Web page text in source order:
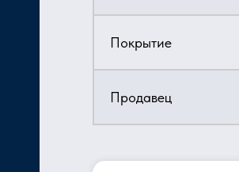
Покрытие
Продавец